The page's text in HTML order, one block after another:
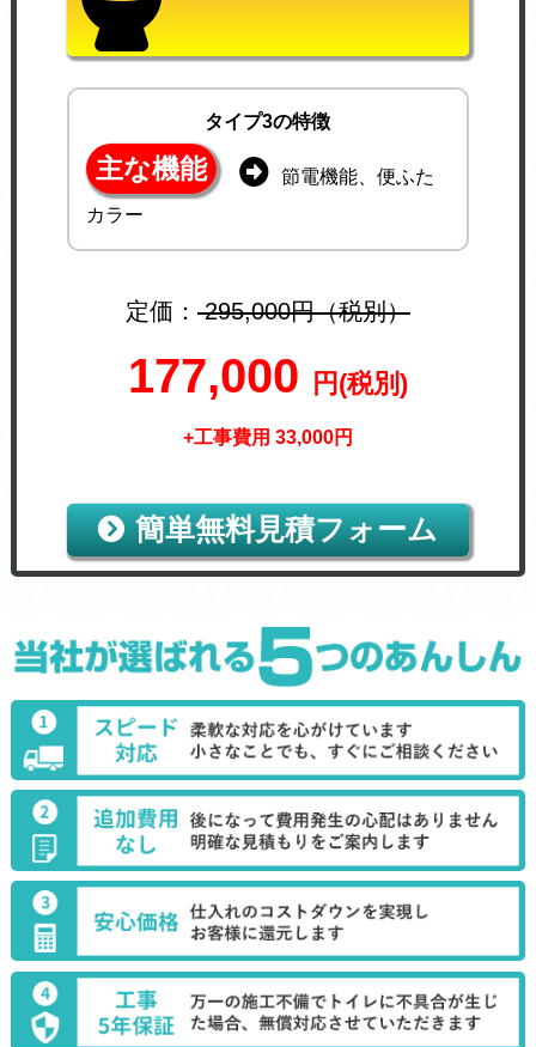
タイプ3の特徴
主な機能
節電機能、便ふた
カラー
定価： 295,000円（税別）
177,000 円(税別)
+工事費用 33,000円
簡単無料見積フォーム